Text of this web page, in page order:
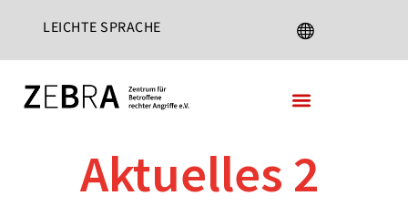
LEICHTE SPRACHE
DEUTSCH
ENGLISH
FRANÇAIS
TÜRKÇE
Aktuelles 2